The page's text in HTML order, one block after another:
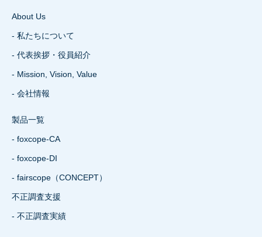
About Us
- 私たちについて
- 代表挨拶・役員紹介
- Mission, Vision, Value
- 会社情報
製品一覧
- foxcope-CA
- foxcope-DI
- fairscope（CONCEPT）
不正調査支援
- 不正調査実績